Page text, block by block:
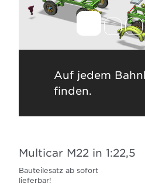
Auf jedem
finden.
Multicar M22 in 1:22,5
Bauteilesatz ab sofort
lieferbar!